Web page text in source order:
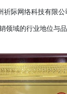
际网络科技有限
领域的行业地位与